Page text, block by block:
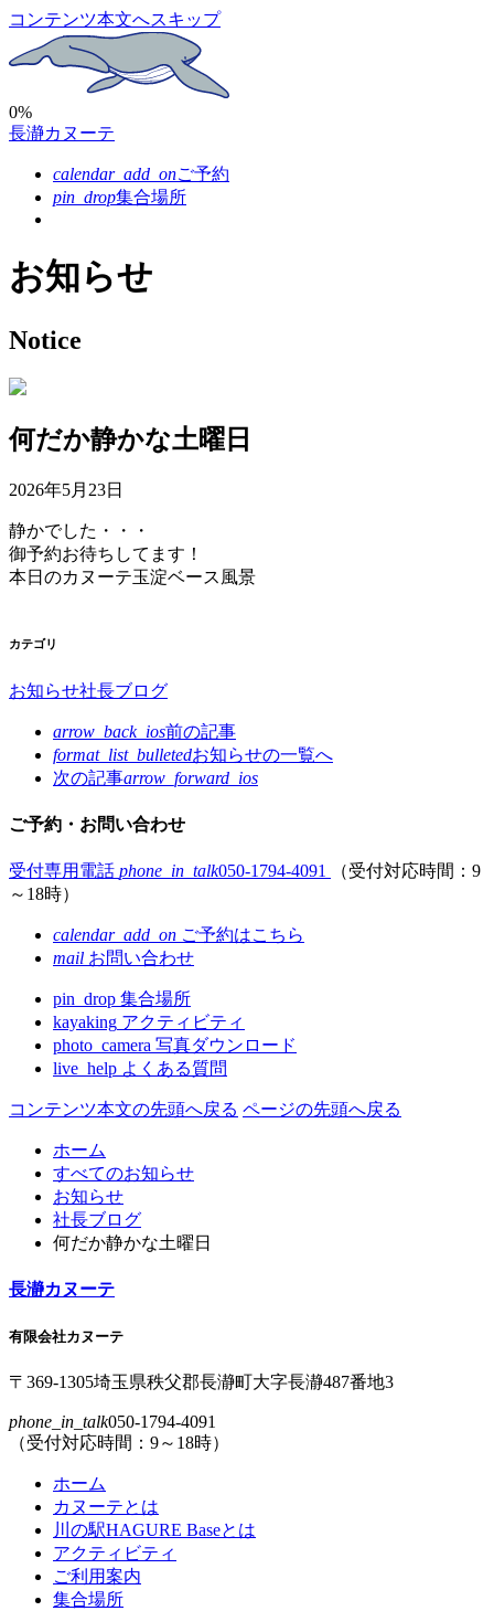
コンテンツ本文へスキップ
0%
長瀞カヌーテ
calendar_add_onご予約
pin_drop集合場所
お知らせ
Notice
何だか静かな土曜日
2026年5月23日
静かでした・・・
御予約お待ちしてます！
本日のカヌーテ玉淀ベース風景
カテゴリ
お知らせ社長ブログ
arrow_back_ios前の記事
format_list_bulletedお知らせの一覧へ
次の記事arrow_forward_ios
ご予約・お問い合わせ
受付専用電話 phone_in_talk050-1794-4091
（受付対応時間：9
～18時）
calendar_add_on ご予約はこちら
mail お問い合わせ
pin_drop 集合場所
kayaking アクティビティ
photo_camera 写真ダウンロード
live_help よくある質問
コンテンツ本文の先頭へ戻る ページの先頭へ戻る
ホーム
すべてのお知らせ
お知らせ
社長ブログ
何だか静かな土曜日
長瀞カヌーテ
有限会社カヌーテ
〒369-1305埼玉県秩父郡長瀞町大字長瀞487番地3
phone_in_talk050-1794-4091
（受付対応時間：9～18時）
ホーム
カヌーテとは
川の駅HAGURE Baseとは
アクティビティ
ご利用案内
集合場所